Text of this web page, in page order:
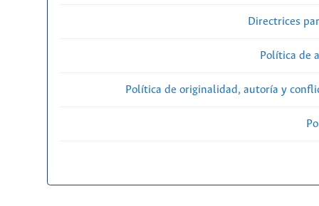
Directrices
Política de
Política de originalidad, autoría y